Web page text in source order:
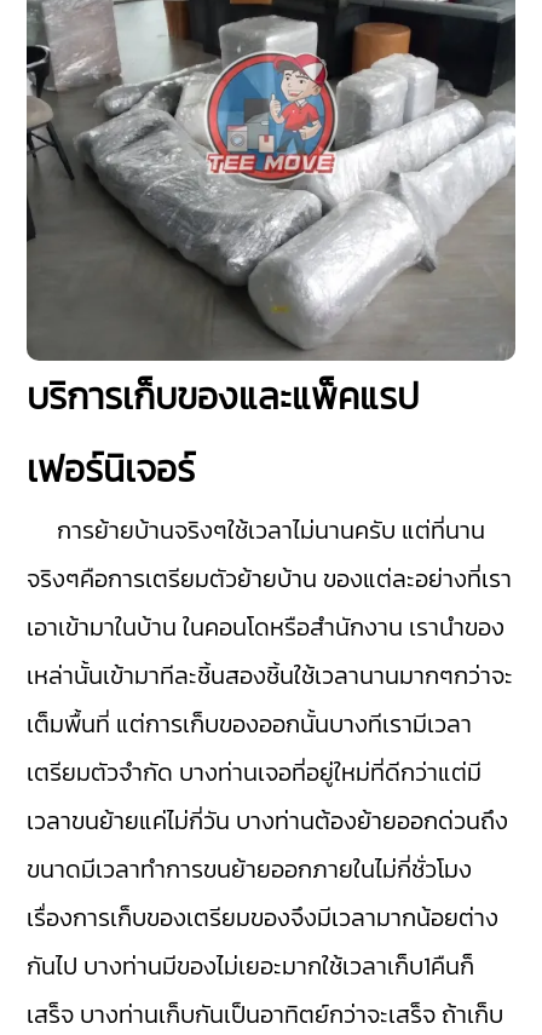
บริการเก็บของและแพ็คแรป
เฟอร์นิเจอร์
การย้ายบ้านจริงๆใช้เวลาไม่นานครับ แต่ที่นาน
จริงๆคือการเตรียมตัวย้ายบ้าน ของแต่ละอย่างที่เรา
เอาเข้ามาในบ้าน ในคอนโดหรือสำนักงาน เรานำของ
เหล่านั้นเข้ามาทีละชิ้นสองชิ้นใช้เวลานานมากๆกว่าจะ
เต็มพื้นที่ แต่การเก็บของออกนั้นบางทีเรามีเวลา
เตรียมตัวจำกัด บางท่านเจอที่อยู่ใหม่ที่ดีกว่าแต่มี
เวลาขนย้ายแค่ไม่กี่วัน บางท่านต้องย้ายออกด่วนถึง
ขนาดมีเวลาทำการขนย้ายออกภายในไม่กี่ชั่วโมง
เรื่องการเก็บของเตรียมของจึงมีเวลามากน้อยต่าง
กันไป บางท่านมีของไม่เยอะมากใช้เวลาเก็บ1คืนก็
เสร็จ บางท่านเก็บกันเป็นอาทิตย์กว่าจะเสร็จ ถ้าเก็บ